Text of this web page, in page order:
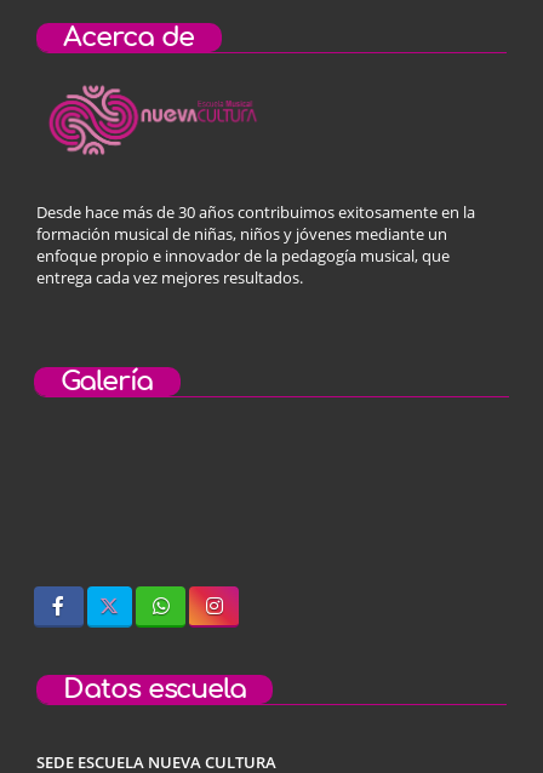
Acerca de
Desde hace más de 30 años contribuimos exitosamente en la
formación musical de niñas, niños y jóvenes mediante un
enfoque propio e innovador de la pedagogía musical, que
entrega cada vez mejores resultados.
Galería
Datos escuela
SEDE ESCUELA NUEVA CULTURA